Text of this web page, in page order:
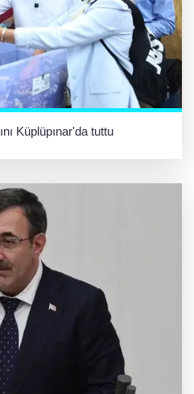
Küplüpınar'da tuttu